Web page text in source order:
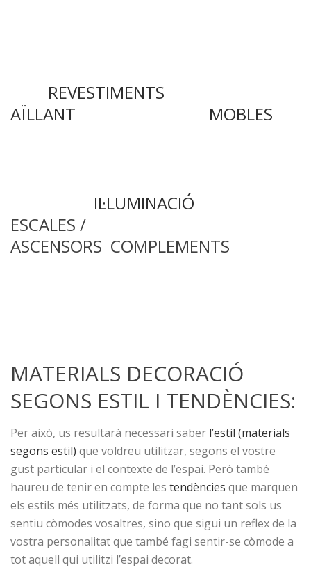
REVESTIMENTS
AÏLLANT
MOBLES
IL·LUMINACIÓ
ESCALES /
ASCENSORS COMPLEMENTS
MATERIALS DECORACIÓ
SEGONS ESTIL I TENDÈNCIES:
Per això, us resultarà necessari saber l’estil (materials
segons estil) que voldreu utilitzar, segons el vostre
gust particular i el contexte de l’espai. Però també
haureu de tenir en compte les tendències que marquen
els estils més utilitzats, de forma que no tant sols us
sentiu còmodes vosaltres, sino que sigui un reflex de la
vostra personalitat que també fagi sentir-se còmode a
tot aquell qui utilitzi l’espai decorat.